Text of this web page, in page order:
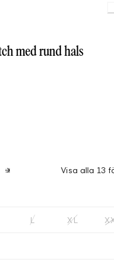
med rund hals
Visa alla 13
L XL